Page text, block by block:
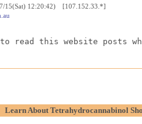
15(Sat) 12:20:42) [107.152.33.*]
read this website posts
Learn About Tetrahydrocannabinol